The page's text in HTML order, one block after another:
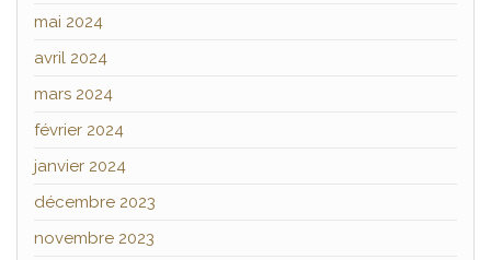
mai 2024
avril 2024
mars 2024
février 2024
janvier 2024
décembre 2023
novembre 2023